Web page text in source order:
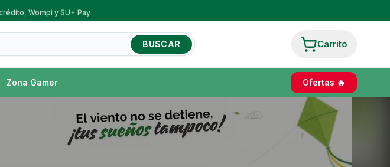
Wompi y SU+ Pay
BUSCAR Carrito
Zona Gamer Ofertas 🔥